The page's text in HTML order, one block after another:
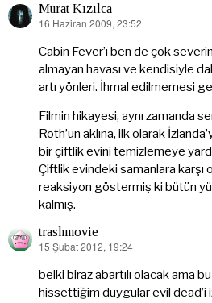
Murat Kızılca
dedi
16 Haziran 2009, 23:52
Cabin Fever’ı ben de çok
almayan havası ve kendisiyle
artı yönleri. İhmal edilmemesi
Filmin hikayesi, aynı zamanda
Roth’un aklına, ilk olarak
bir çiftlik evini temizlemeye
Çiftlik evindeki samanlara karşı
reaksiyon göstermiş ki bütün
kalmış.
trashmovie
dedi
15 Şubat 2012, 19:24
belki biraz abartılı olacak ama
hissettiğim duygular evil dead’i